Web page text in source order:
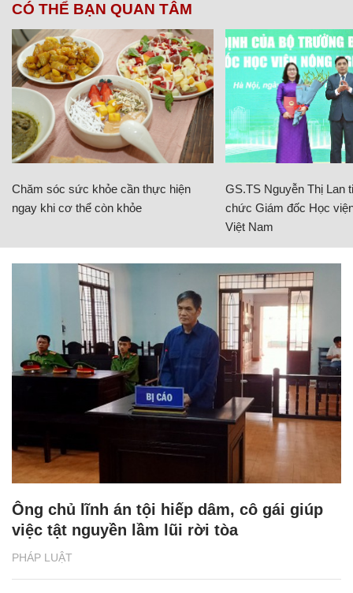
CÓ THỂ BẠN QUAN TÂM
Chăm sóc sức khỏe cần thực hiện
ngay khi cơ thể còn khỏe
GS.TS Nguyễn Thị Lan
chức Giám đốc Học
Việt Nam
PHÁP LUẬT
Ông chủ lĩnh án tội hiếp dâm, cô gái giúp
việc tật nguyền lầm lũi rời tòa